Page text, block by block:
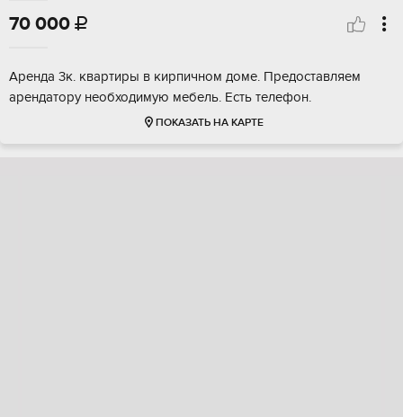
70 000 
Аренда 3к. квартиры в кирпичном доме. Предоставляем
арендатору необходимую мебель. Есть телефон.
ПОКАЗАТЬ НА КАРТЕ